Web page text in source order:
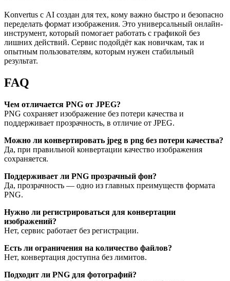
Konvertus с AI создан для тех, кому важно быстро и безопасно
переделать формат изображения. Это универсальный онлайн-
инструмент, который помогает работать с графикой без
лишних действий. Сервис подойдёт как новичкам, так и
опытным пользователям, которым нужен стабильный
результат.
FAQ
Чем отличается PNG от JPEG?
PNG сохраняет изображение без потери качества и
поддерживает прозрачность, в отличие от JPEG.
Можно ли конвертировать jpeg в png без потери качества?
Да, при правильной конвертации качество изображения
сохраняется.
Поддерживает ли PNG прозрачный фон?
Да, прозрачность — одно из главных преимуществ формата
PNG.
Нужно ли регистрироваться для конвертации
изображений?
Нет, сервис работает без регистрации.
Есть ли ограничения на количество файлов?
Нет, конвертация доступна без лимитов.
Подходит ли PNG для фотографий?